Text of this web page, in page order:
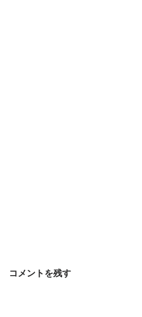
コメントを残す